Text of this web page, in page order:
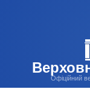
Офіційний